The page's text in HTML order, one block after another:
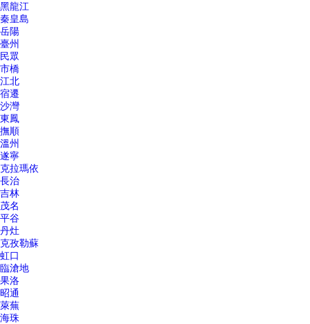
黑龍江
秦皇島
岳陽
臺州
民眾
市橋
江北
宿遷
沙灣
東鳳
撫順
溫州
遂寧
克拉瑪依
長治
吉林
茂名
平谷
丹灶
克孜勒蘇
虹口
臨滄地
果洛
昭通
萊蕪
海珠